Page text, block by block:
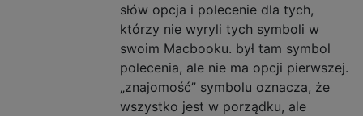
słów opcja i polecenie dla tych,
którzy nie wyryli tych symboli w
swoim Macbooku. był tam symbol
polecenia, ale nie ma opcji pierwszej.
„znajomość” symbolu oznacza, że ​​
wszystko jest w porządku, ale